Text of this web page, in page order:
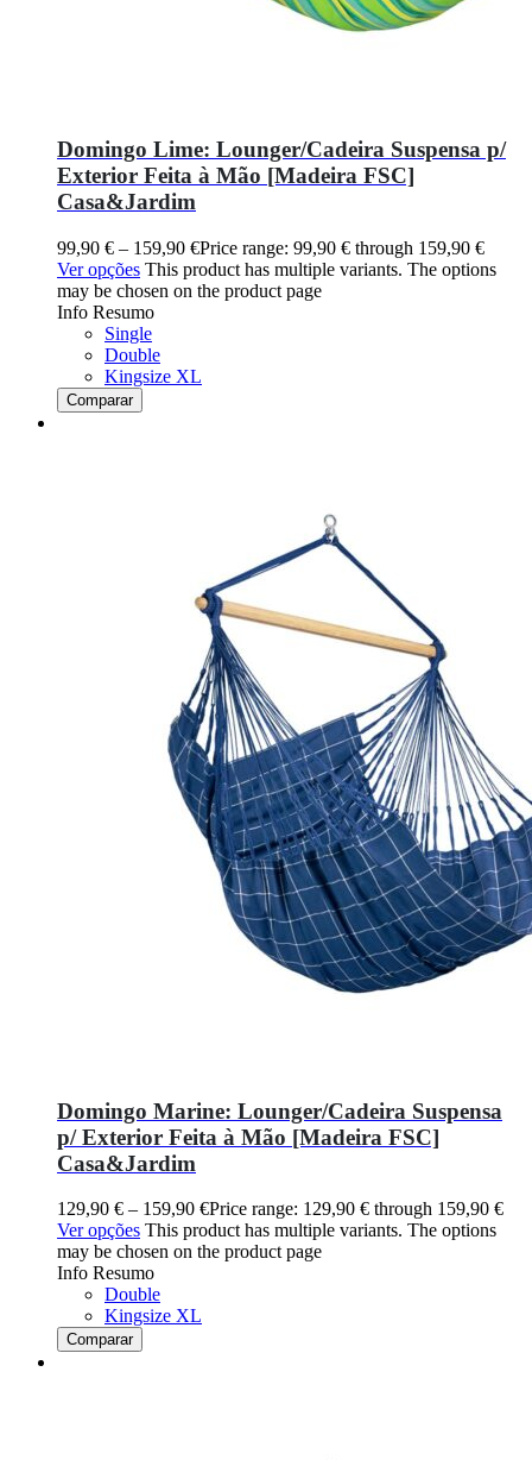
Domingo Lime: Lounger/Cadeira Suspensa p/
Exterior Feita à Mão [Madeira FSC]
Casa&Jardim
99,90 € – 159,90 €Price range: 99,90 € through 159,90 €
Ver opções This product has multiple variants. The options
may be chosen on the product page
Info Resumo
Single
Double
Kingsize XL
Comparar
Domingo Marine: Lounger/Cadeira Suspensa
p/ Exterior Feita à Mão [Madeira FSC]
Casa&Jardim
129,90 € – 159,90 €Price range: 129,90 € through 159,90 €
Ver opções This product has multiple variants. The options
may be chosen on the product page
Info Resumo
Double
Kingsize XL
Comparar